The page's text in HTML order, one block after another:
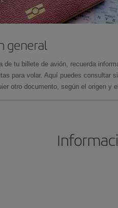
general
de tu billete de avión, recuerda
para volar. Aquí puedes consultar
otro documento, según el origen y